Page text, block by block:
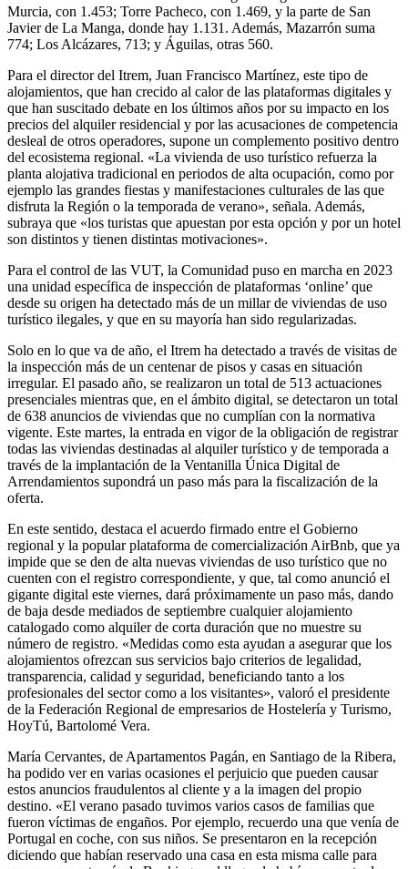
Murcia, con 1.453; Torre Pacheco, con 1.469, y la parte de San
Javier de La Manga, donde hay 1.131. Además, Mazarrón suma
774; Los Alcázares, 713; y Águilas, otras 560.
Para el director del Itrem, Juan Francisco Martínez, este tipo de
alojamientos, que han crecido al calor de las plataformas digitales y
que han suscitado debate en los últimos años por su impacto en los
precios del alquiler residencial y por las acusaciones de competencia
desleal de otros operadores, supone un complemento positivo dentro
del ecosistema regional. «La vivienda de uso turístico refuerza la
planta alojativa tradicional en periodos de alta ocupación, como por
ejemplo las grandes fiestas y manifestaciones culturales de las que
disfruta la Región o la temporada de verano», señala. Además,
subraya que «los turistas que apuestan por esta opción y por un hotel
son distintos y tienen distintas motivaciones».
Para el control de las VUT, la Comunidad puso en marcha en 2023
una unidad específica de inspección de plataformas ‘online’ que
desde su origen ha detectado más de un millar de viviendas de uso
turístico ilegales, y que en su mayoría han sido regularizadas.
Solo en lo que va de año, el Itrem ha detectado a través de visitas de
la inspección más de un centenar de pisos y casas en situación
irregular. El pasado año, se realizaron un total de 513 actuaciones
presenciales mientras que, en el ámbito digital, se detectaron un total
de 638 anuncios de viviendas que no cumplían con la normativa
vigente. Este martes, la entrada en vigor de la obligación de registrar
todas las viviendas destinadas al alquiler turístico y de temporada a
través de la implantación de la Ventanilla Única Digital de
Arrendamientos supondrá un paso más para la fiscalización de la
oferta.
En este sentido, destaca el acuerdo firmado entre el Gobierno
regional y la popular plataforma de comercialización AirBnb, que ya
impide que se den de alta nuevas viviendas de uso turístico que no
cuenten con el registro correspondiente, y que, tal como anunció el
gigante digital este viernes, dará próximamente un paso más, dando
de baja desde mediados de septiembre cualquier alojamiento
catalogado como alquiler de corta duración que no muestre su
número de registro. «Medidas como esta ayudan a asegurar que los
alojamientos ofrezcan sus servicios bajo criterios de legalidad,
transparencia, calidad y seguridad, beneficiando tanto a los
profesionales del sector como a los visitantes», valoró el presidente
de la Federación Regional de empresarios de Hostelería y Turismo,
HoyTú, Bartolomé Vera.
María Cervantes, de Apartamentos Pagán, en Santiago de la Ribera,
ha podido ver en varias ocasiones el perjuicio que pueden causar
estos anuncios fraudulentos al cliente y a la imagen del propio
destino. «El verano pasado tuvimos varios casos de familias que
fueron víctimas de engaños. Por ejemplo, recuerdo una que venía de
Portugal en coche, con sus niños. Se presentaron en la recepción
diciendo que habían reservado una casa en esta misma calle para